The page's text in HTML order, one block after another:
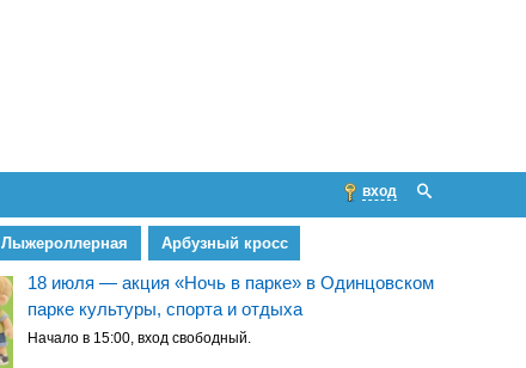
вход
Лыжероллерная Арбузный кросс
18 июля — акция «Ночь в парке» в Одинцовском
парке культуры, спорта и отдыха
Начало в 15:00, вход свободный.